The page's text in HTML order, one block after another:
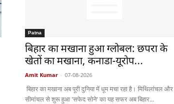
Patna
बिहार का मखाना हुआ ग्लोबल: छपरा के
खेतों का मखाना, कनाडा-यूरोप...
Amit Kumar - 07-08-2026
बिहार का मखाना अब पूरी दुनिया में धूम मचा रहा है। मिथिलांचल और
सीमांचल से शुरू हुआ 'सफेद सोने' का यह सफर अब बिहार...